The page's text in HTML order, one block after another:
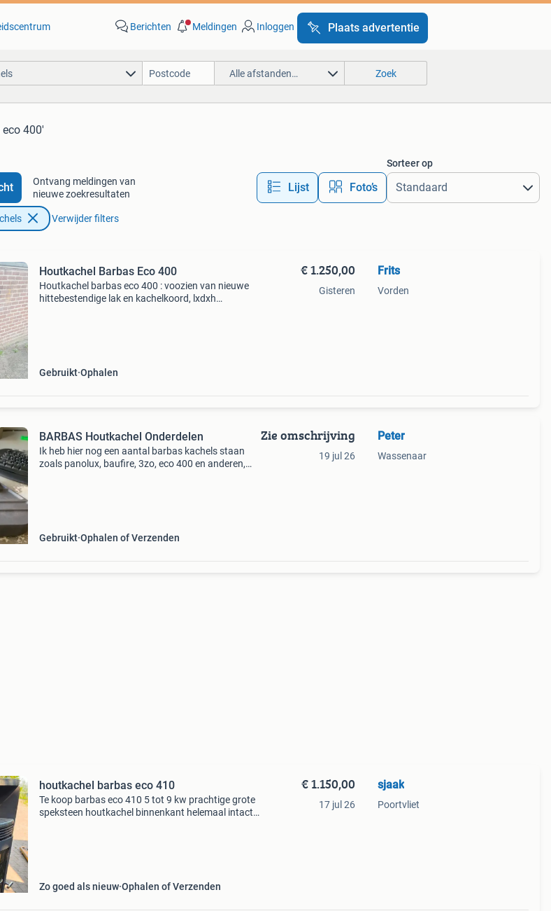
Berichten Meldingen Inloggen Plaats advertentie
Alle afstanden… Zoek
400'
Ontvang meldingen van
nieuwe zoekresultaten
Lijst Foto’s
Sorteer op
Verwijder filters
Houtkachel Barbas Eco 400
Houtkachel barbas eco 400 : voozien van nieuwe
hittebestendige lak en kachelkoord, lxdxh
Gebruikt Ophalen
€ 1.250,00
Gisteren
Frits
Vorden
BARBAS Houtkachel Onderdelen
Ik heb hier nog een aantal barbas kachels staan
zoals panolux, baufire, 3zo, eco 400 en anderen,
Gebruikt Ophalen of Verzenden
Zie omschrijving
19 jul 26
Peter
Wassenaar
houtkachel barbas eco 410
Te koop barbas eco 410 5 tot 9 kw prachtige grote
speksteen houtkachel binnenkant helemaal intact
Zo goed als nieuw Ophalen of Verzenden
€ 1.150,00
17 jul 26
sjaak
Poortvliet